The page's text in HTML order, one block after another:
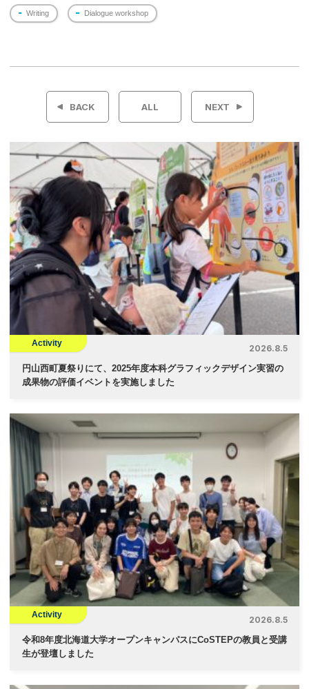
Writing Dialogue workshop
投
ビ
ゲ
ー
シ
ョ
ン
BACK ALL NEXT
Activity
2026.8.5
円山西町夏祭りにて、2025年度本科グラフィックデザイン実習の
成果物の評価イベントを実施しました
Activity
2026.8.5
令和8年度北海道大学オープンキャンパスにCoSTEPの教員と受講
生が登壇しました